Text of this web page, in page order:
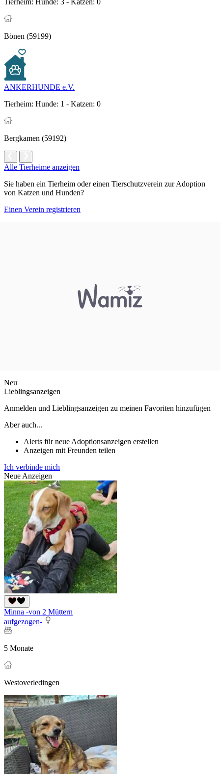
Tierheim: Hunde: 3 - Katzen: 0
Bönen (59199)
ANKERHUNDE e.V.
Tierheim: Hunde: 1 - Katzen: 0
Bergkamen (59192)
Alle Tierheime anzeigen
Sie haben ein Tierheim oder einen Tierschutzverein zur Adoption
von Katzen und Hunden?
Einen Verein registrieren
Neu
Lieblingsanzeigen
Anmelden und Lieblingsanzeigen zu meinen Favoriten hinzufügen
Aber auch...
Alerts für neue Adoptionsanzeigen erstellen
Anzeigen mit Freunden teilen
Ich verbinde mich
Neue Anzeigen
Minna -von 2 Müttern
aufgezogen-
5 Monate
Westoverledingen